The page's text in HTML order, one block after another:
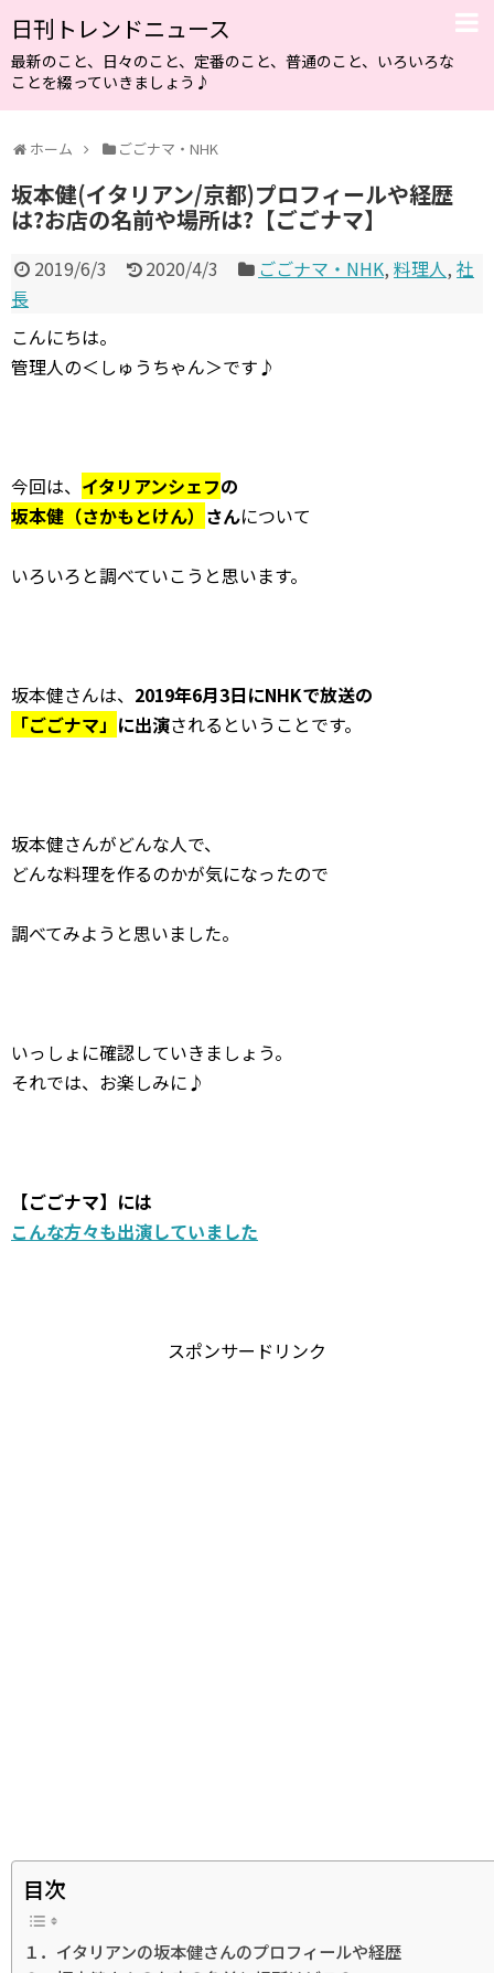
日刊トレンドニュース
最新のこと、日々のこと、定番のこと、普通のこと、いろいろな
ことを綴っていきましょう♪
ホーム ごごナマ・NHK
坂本健(イタリアン/京都)プロフィールや経歴
は?お店の名前や場所は?【ごごナマ】
2019/6/3 2020/4/3 ごごナマ・NHK,料理人,社
長
こんにちは。
管理人の＜しゅうちゃん＞です♪
今回は、 イタリアンシェフの
坂本健（さかもとけん） さんについて
いろいろと調べていこうと思います。
坂本健さんは、 2019年6月3日にNHKで放送の
「ごごナマ」 に出演されるということです。
坂本健さんがどんな人で、
どんな料理を作るのかが気になったので
調べてみようと思いました。
いっしょに確認していきましょう。
それでは、お楽しみに♪
【ごごナマ】には
こんな方々も出演していました
スポンサードリンク
目次
１．イタリアンの坂本健さんのプロフィールや経歴